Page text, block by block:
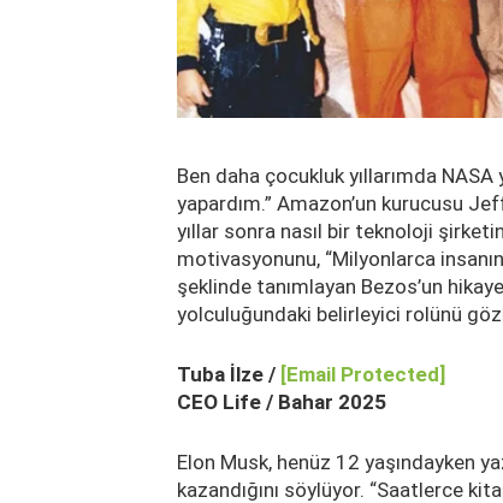
Ben daha çocukluk yıllarımda
yapardım.” Amazon’un kurucusu
yıllar sonra nasıl bir teknoloji
motivasyonunu, “Milyonlarca
şeklinde tanımlayan Bezos’un
yolculuğundaki belirleyici rolünü
Tuba İlze / [email Protected]
CEO Life / Bahar 2025
Elon Musk, henüz 12 yaşındayken
kazandığını söylüyor. “Saatlerce